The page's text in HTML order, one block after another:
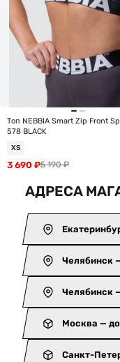
Топ NEBBIA Smart Zip Front
578 BLACK
XS
5 190₽
3 690 ₽
АДРЕСА
Челябинск
Челябинск
Москва —
Санкт-